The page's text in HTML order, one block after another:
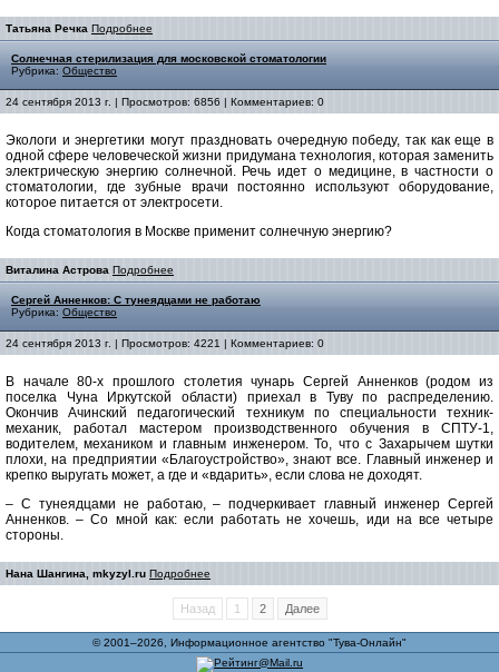
Татьяна Речка Подробнее
Солнечная стерилизация для московской стоматологии
Рубрика: Общество
24 сентября 2013 г. | Просмотров: 6856 | Комментариев: 0
Экологи и энергетики могут праздновать очередную победу, так как еще в
одной сфере человеческой жизни придумана технология, которая заменить
электрическую энергию солнечной. Речь идет о медицине, в частности о
стоматологии, где зубные врачи постоянно используют оборудование,
которое питается от электросети.
Когда стоматология в Москве применит солнечную энергию?
Виталина Астрова Подробнее
Сергей Анненков: С тунеядцами не работаю
Рубрика: Общество
24 сентября 2013 г. | Просмотров: 4221 | Комментариев: 0
В начале 80-х прошлого столетия чунарь Сергей Анненков (родом из
поселка Чуна Иркутской области) приехал в Туву по распределению.
Окончив Ачинский педагогический техникум по специальности техник-
механик, работал мастером производственного обучения в СПТУ-1,
водителем, механиком и главным инженером. То, что с Захарычем шутки
плохи, на предприятии «Благоустройство», знают все. Главный инженер и
крепко выругать может, а где и «вдарить», если слова не доходят.
– С тунеядцами не работаю, – подчеркивает главный инженер Сергей
Анненков. – Со мной как: если работать не хочешь, иди на все четыре
стороны.
Нана Шангина, mkyzyl.ru Подробнее
Назад 1 2 Далее
© 2001–2026, Информационное агентство "Тува-Онлайн"